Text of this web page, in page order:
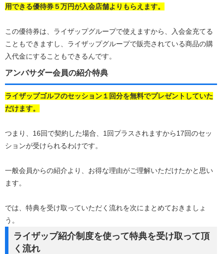
用できる優待券５万円が入会店舗よりもらえます。
この優待券は、ライザップグループで使えますから、入会金充てる
こともできますし、ライザップグループで販売されている商品の購
入代金にすることもできるんです。
アンバサダー会員の紹介特典
ライザップゴルフのセッション１回分を無料でプレゼントしていた
だけます。
つまり、16回で契約した場合、1回プラスされますから17回のセッ
ションが受けられるわけです。
一般会員からの紹介より、お得な理由がご理解いただけたかと思い
ます。
では、特典を受け取っていただく流れを次にまとめておきましょ
う。
ライザップ紹介制度を使って特典を受け取って頂
く流れ